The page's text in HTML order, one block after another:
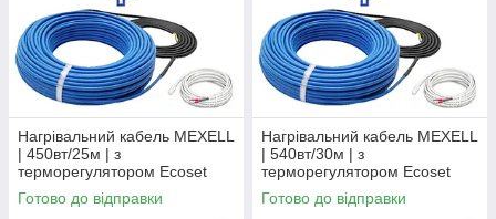
Нагрівальний кабель MEXELL
| 450вт/25м | з
терморегулятором Ecoset
PWT-002
Готово до відправки
Нагрівальний кабель MEXELL
| 540вт/30м | з
терморегулятором Ecoset
PWT-002
Готово до відправки